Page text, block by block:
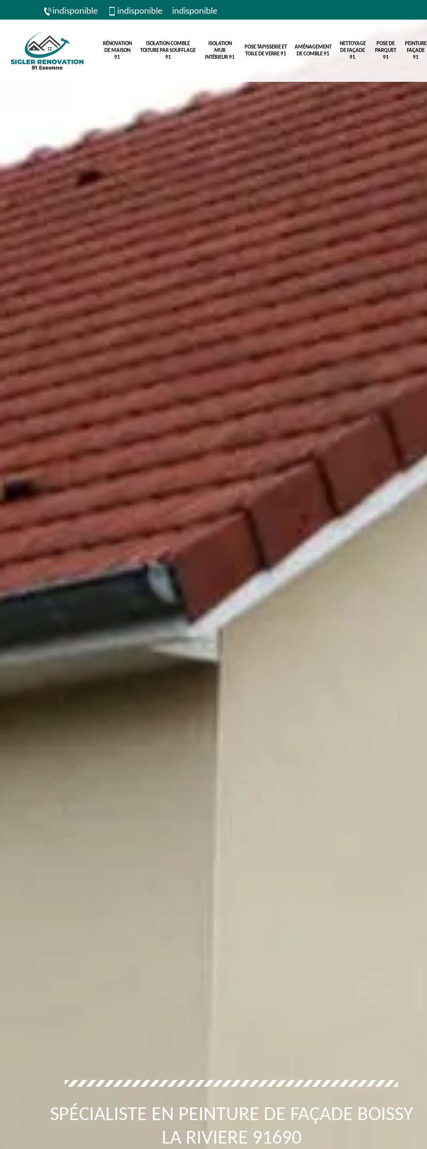
indisponible indisponible indisponible
RÉNOVATION
DE MAISON
91
ISOLATION COMBLE
TOITURE PAR SOUFFLAGE
91
ISOLATION
MUR
INTÉRIEUR 91
POSE TAPISSERIE ET
TOILE DE VERRE 91
AMÉNAGEMENT
DE COMBLE 91
NETTOYAGE
DE FAÇADE
91
POSE DE
PARQUET
91
PEINTURE
FAÇADE
91
SPÉCIALISTE EN PEINTURE DE FAÇADE BOISSY
LA RIVIERE 91690